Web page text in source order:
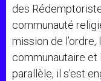
des
communauté
mission de
communautaire et
parallèle, il s’est